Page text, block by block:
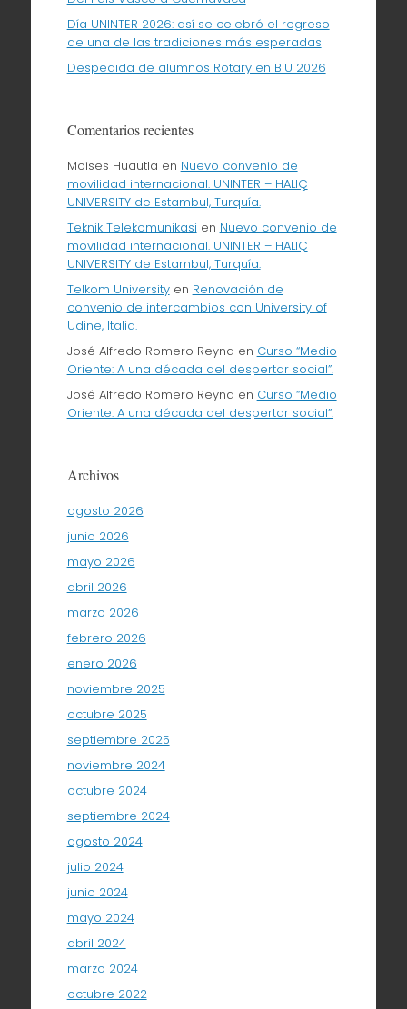
Día UNINTER 2026: así se celebró el regreso
de una de las tradiciones más esperadas
Despedida de alumnos Rotary en BIU 2026
Comentarios recientes
Moises Huautla en Nuevo convenio de
movilidad internacional. UNINTER – HALIÇ
UNIVERSITY de Estambul, Turquía.
Teknik Telekomunikasi en Nuevo convenio de
movilidad internacional. UNINTER – HALIÇ
UNIVERSITY de Estambul, Turquía.
Telkom Universityen Renovación de
convenio de intercambios con University of
Udine, Italia.
José Alfredo Romero Reyna en Curso “Medio
Oriente: A una década del despertar social”.
José Alfredo Romero Reyna en Curso “Medio
Oriente: A una década del despertar social”.
Archivos
agosto 2026
junio 2026
mayo 2026
abril 2026
marzo 2026
febrero 2026
enero 2026
noviembre 2025
octubre 2025
septiembre 2025
noviembre 2024
octubre 2024
septiembre 2024
agosto 2024
julio 2024
junio 2024
mayo 2024
abril 2024
marzo 2024
octubre 2022